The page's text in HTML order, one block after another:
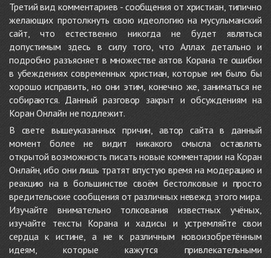
Третий вид комментариев - сообщения от христиан, типично
желающих протолкнуть свою идеологию на мусульманский
сайт, что естественно никогда не будет являться
допустимым здесь в силу того, что Аллах детально и
подробно разъясняет в множестве аятов Корана те ошибки
в убеждениях современных христиан, которые им было бы
хорошо исправить, но они этим, конечно же, заниматься не
собираются. Данный разговор закрыт и обсуждениям на
Коран Онлайн не подлежит.
В свете вышеуказанных причин, автор сайта в данный
момент более не видит никакого смысла оставлять
открытой возможность писать новые комментарии на Коран
Онлайн, ибо они лишь тратят впустую время на модерацию и
реакцию на в большинстве своём бестолковые и просто
вредительские сообщения от различных невежд этого мира.
Изучайте внимательно толкования известных учёных,
изучайте тексты Корана и хадисы и устремляйте свои
сердца к истине, а не к различным новоизобретённым
идеям, которые кажутся привлекательными